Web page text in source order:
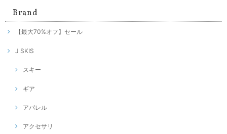
Brand
【最大70%オフ】セール
J SKIS
スキー
ギア
アパレル
アクセサリ